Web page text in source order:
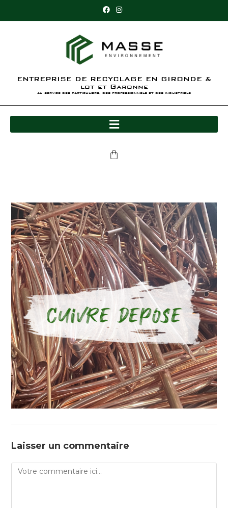
ENTREPRISE DE RECYCLAGE EN GIRONDE &
lot et Garonne
au service des particuliers, des professionnels et des industriels
Laisser un commentaire